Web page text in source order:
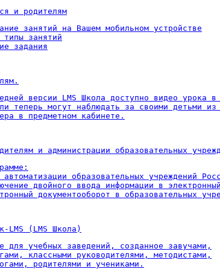
и родителям
занятий на Вашем мобильном устройстве
занятий
задания
версии LMS Школа доступно видео урока
теперь могут наблюдать за своими детьми из
в предметном кабинете.
и администрации образовательных
образовательных учреждений
двойного ввода информации в
документооборот в образовательных
LMS (LMS Школа)
для учебных заведений, созданное завучами,
классными руководителями, методистами,
родителями и учениками.